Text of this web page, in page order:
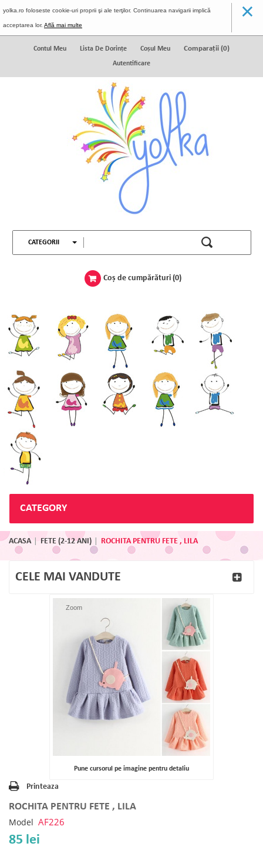
yolka.ro foloseste cookie-uri proprii şi ale terţilor. Continuarea navigarii implică
acceptarea lor. Află mai multe
×
Contul Meu Lista De Dorinţe Coșul Meu Comparaţii (0)
Autentificare
CATEGORII
Coş de cumpărături (0)
CATEGORY
ACASA FETE (2-12 ANI) ROCHITA PENTRU FETE , LILA
CELE MAI VANDUTE
Zoom
Pune cursorul pe imagine pentru detaliu
Printeaza
ROCHITA PENTRU FETE , LILA
Model AF226
85 lei